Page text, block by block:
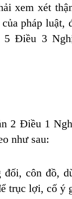
xem xét
pháp luật,
5 Điều 3
2 Điều 1
như sau:
côn đồ,
trục lợi, cố ý